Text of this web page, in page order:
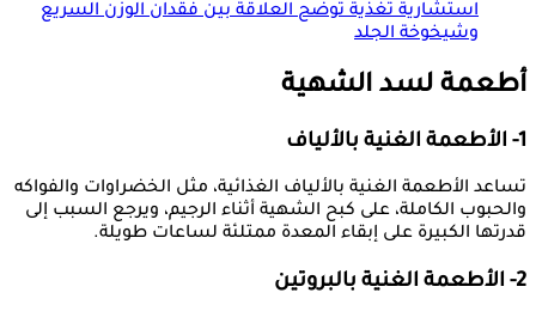
استشارية تغذية توضح العلاقة بين فقدان الوزن السريع
وشيخوخة الجلد
أطعمة لسد الشهية
1- الأطعمة الغنية بالألياف
تساعد الأطعمة الغنية بالألياف الغذائية، مثل الخضراوات والفواكه
والحبوب الكاملة، على كبح الشهية أثناء الرجيم، ويرجع السبب إلى
قدرتها الكبيرة على إبقاء المعدة ممتلئة لساعات طويلة.
2- الأطعمة الغنية بالبروتين